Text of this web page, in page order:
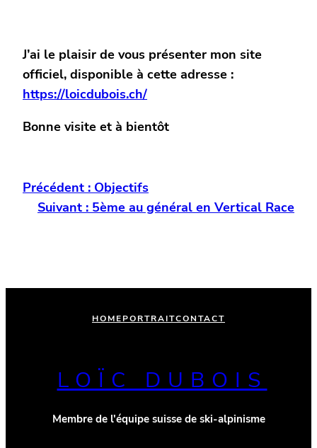
J’ai le plaisir de vous présenter mon site
officiel, disponible à cette adresse :
https://loicdubois.ch/
Bonne visite et à bientôt
Précédent : Objectifs
Suivant : 5ème au général en Vertical Race
HOMEPORTRAITCONTACT
LOÏC DUBOIS
Membre de l'équipe suisse de ski-alpinisme